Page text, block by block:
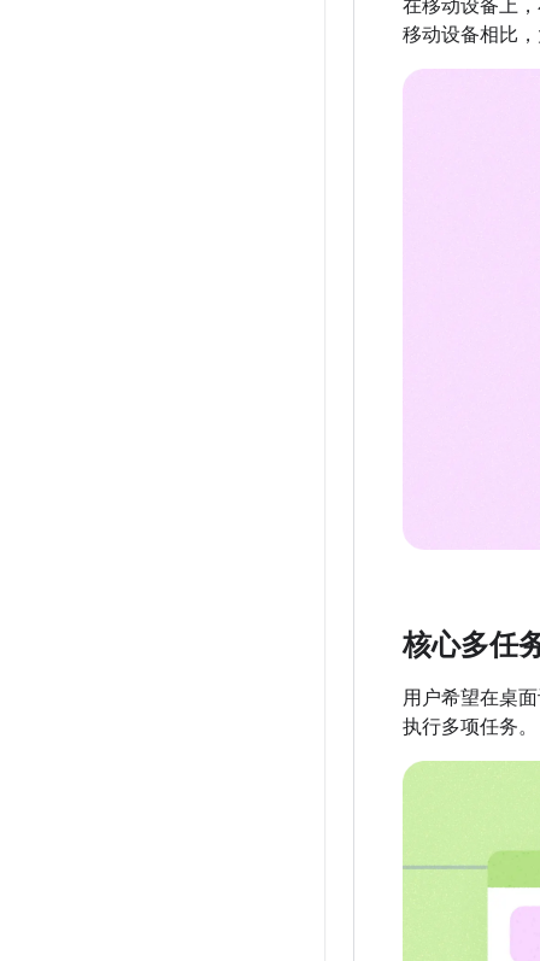
在移动设备上
移动设备相比
核心多任
用户希望在桌
执行多项任务。